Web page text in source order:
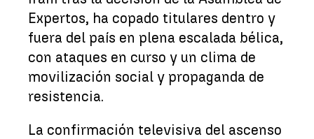
Expertos, ha copado titulares dentro y
fuera del país en plena escalada bélica,
con ataques en curso y un clima de
movilización social y propaganda de
resistencia.
La confirmación televisiva del ascenso